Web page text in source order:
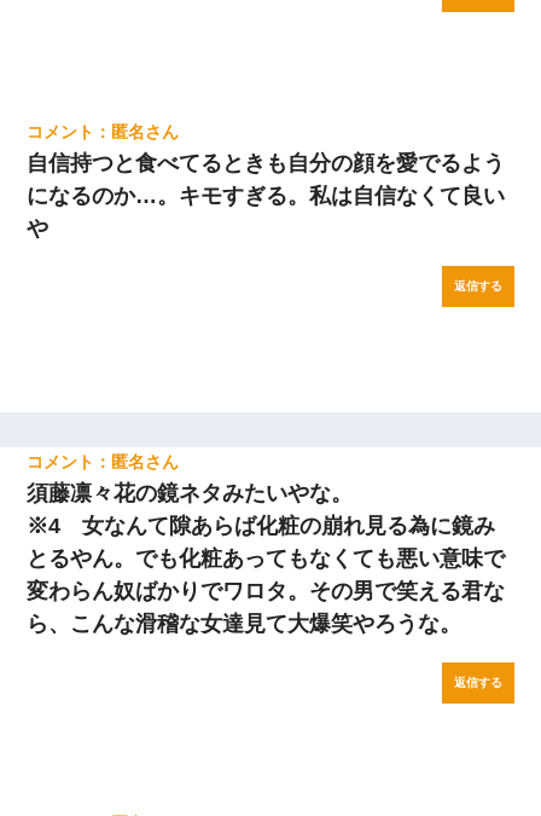
匿名
自信持つと食べてるときも自分の顔を愛でるよう
になるのか…。キモすぎる。私は自信なくて良い
や
返信する
匿名
須藤凛々花の鏡ネタみたいやな。
※4 女なんて隙あらば化粧の崩れ見る為に鏡み
とるやん。でも化粧あってもなくても悪い意味で
変わらん奴ばかりでワロタ。その男で笑える君な
ら、こんな滑稽な女達見て大爆笑やろうな。
返信する